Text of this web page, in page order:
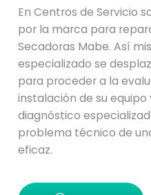
En Centros de Servicio
por la marca para
Secadoras Mabe. Así
especializado se
para proceder a la
instalación de su
diagnóstico
problema técnico de
eficaz.